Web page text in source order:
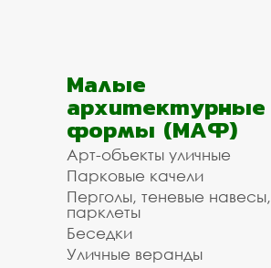
Малые
архитектурные
формы (МАФ)
Арт-объекты уличные
Парковые качели
Перголы, теневые навесы,
парклеты
Беседки
Уличные веранды